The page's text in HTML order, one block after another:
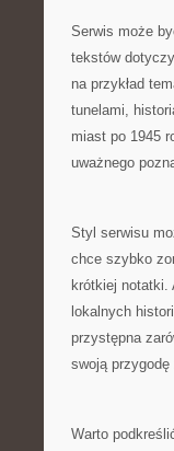
Serwis może
tekstów
na przykład
tunelami,
miast po 1945
uważnego
Styl serwisu
chce szybko
krótkiej notatki.
lokalnych
przystępna
swoją
Warto